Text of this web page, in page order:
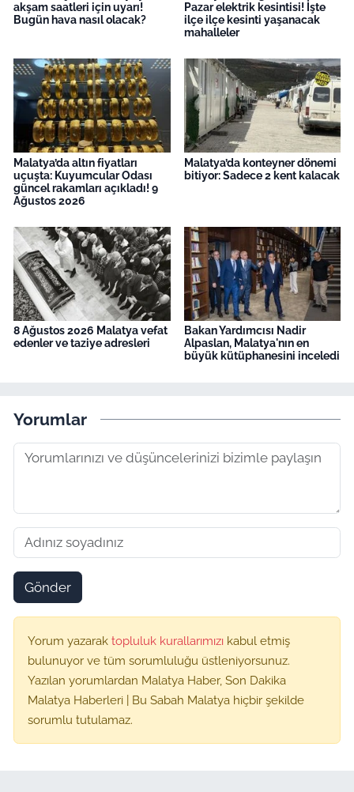
akşam saatleri için uyarı!
Bugün hava nasıl olacak?
Pazar elektrik kesintisi! İşte
ilçe ilçe kesinti yaşanacak
mahalleler
Malatya’da altın fiyatları
uçuşta: Kuyumcular Odası
güncel rakamları açıkladı! 9
Ağustos 2026
Malatya’da konteyner dönemi
bitiyor: Sadece 2 kent kalacak
8 Ağustos 2026 Malatya vefat
edenler ve taziye adresleri
Bakan Yardımcısı Nadir
Alpaslan, Malatya'nın en
büyük kütüphanesini inceledi
Yorumlar
Gönder
Yorum yazarak topluluk kurallarımızı kabul etmiş
bulunuyor ve tüm sorumluluğu üstleniyorsunuz.
Yazılan yorumlardan Malatya Haber, Son Dakika
Malatya Haberleri | Bu Sabah Malatya hiçbir şekilde
sorumlu tutulamaz.